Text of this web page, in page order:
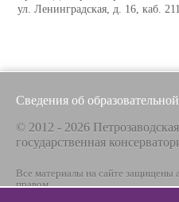
ул. Ленинградская, д. 16, каб. 211
Сведения об
© 2012 - 2026 Петрозаводская
государственная
Все материалы на сайте защищены
правом,